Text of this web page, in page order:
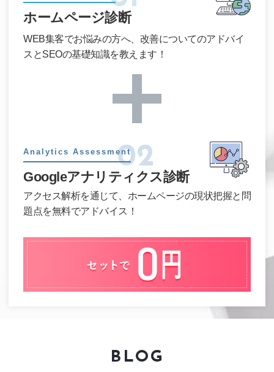
ホームページ診断
WEB集客でお悩みの方へ、 改善についてのアドバイ
スとSEOの基礎知識を教えます！
Analytics Assessment02
Googleアナリティクス診断
アクセス解析を通じて、ホームページの現状把握と問
題点を無料でアドバイス！
BLOG